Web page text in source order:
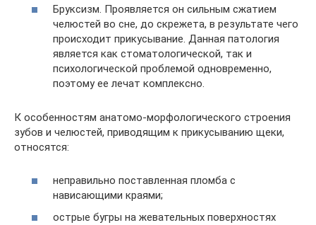
Бруксизм. Проявляется он сильным сжатием
челюстей во сне, до скрежета, в результате чего
происходит прикусывание. Данная патология
является как стоматологической, так и
психологической проблемой одновременно,
поэтому ее лечат комплексно.
К особенностям анатомо-морфологического строения
зубов и челюстей, приводящим к прикусыванию щеки,
относятся:
неправильно поставленная пломба с
нависающими краями;
острые бугры на жевательных поверхностях